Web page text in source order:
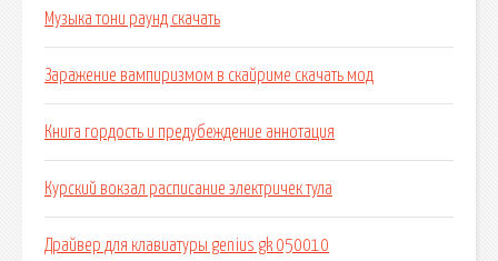
Музыка тони раунд скачать
Заражение вампиризмом в скайриме скачать мод
Книга гордость и предубеждение аннотация
Курский вокзал расписание электричек тула
Драйвер для клавиатуры genius gk 050010